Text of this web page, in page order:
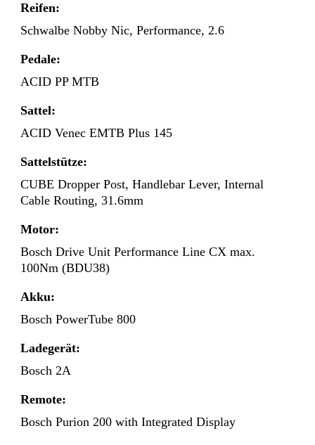
Reifen:
Schwalbe Nobby Nic, Performance, 2.6
Pedale:
ACID PP MTB
Sattel:
ACID Venec EMTB Plus 145
Sattelstütze:
CUBE Dropper Post, Handlebar Lever, Internal
Cable Routing, 31.6mm
Motor:
Bosch Drive Unit Performance Line CX max.
100Nm (BDU38)
Akku:
Bosch PowerTube 800
Ladegerät:
Bosch 2A
Remote:
Bosch Purion 200 with Integrated Display